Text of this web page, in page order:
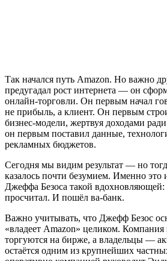
Так начался путь Amazon. Но важно
предугадал рост интернета — он
онлайн-торговли. Он первым начал
не прибыль, а клиент. Он первым
бизнес-модели, жертвуя доходами
он первым поставил данные,
рекламных бюджетов.
Сегодня мы видим результат — но
казалось почти безумием. Именно это
Джеффа Безоса такой
просчитал. И пошёл ва-банк.
Важно учитывать, что Джефф Безос
«владеет Amazon» целиком. Компания
торгуются на бирже, а владельцы —
остаётся одним из крупнейших